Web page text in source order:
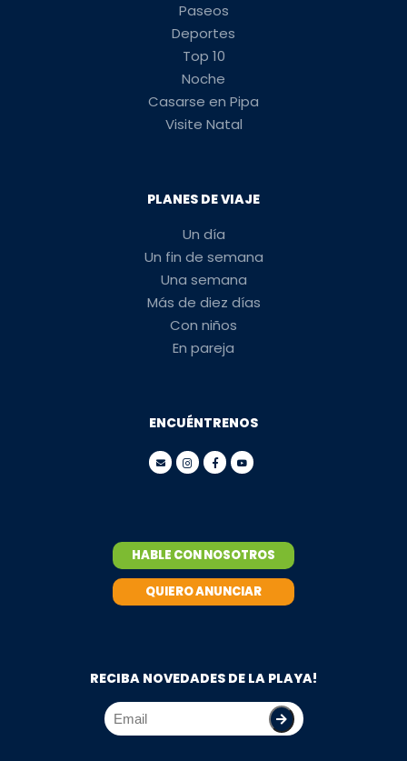
Paseos
Deportes
Top 10
Noche
Casarse en Pipa
Visite Natal
PLANES DE VIAJE
Un día
Un fin de semana
Una semana
Más de diez días
Con niños
En pareja
ENCUÉNTRENOS
HABLE CON NOSOTROS
QUIERO ANUNCIAR
RECIBA NOVEDADES DE LA PLAYA!